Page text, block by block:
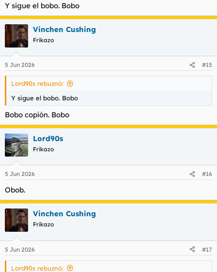
Y sigue el bobo. Bobo
Vinchen Cushing
Frikazo
5 Jun 2026 #15
Lord90s rebuznó:
Y sigue el bobo. Bobo
Bobo copión. Bobo
Lord90s
Frikazo
5 Jun 2026 #16
Obob.
Vinchen Cushing
Frikazo
5 Jun 2026 #17
Lord90s rebuznó: